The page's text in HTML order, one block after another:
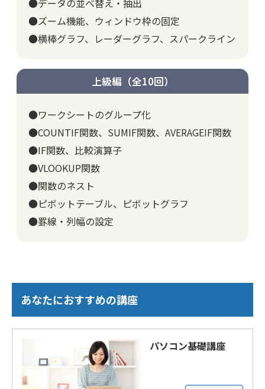
●データの並べ替え・抽出
●ズーム機能、ウィンドウ枠の固定
●横棒グラフ、レーダーグラフ、スパークライン
上級編（全10回）
●ワークシートのグループ化
●COUNTIF関数、SUMIF関数、AVERAGEIF関数
●IF関数、比較演算子
●VLOOKUP関数
●関数のネスト
●ピボットテーブル、ピボットグラフ
●罫線・列幅の設定
あなたにおすすめの講座
パソコン基礎講座